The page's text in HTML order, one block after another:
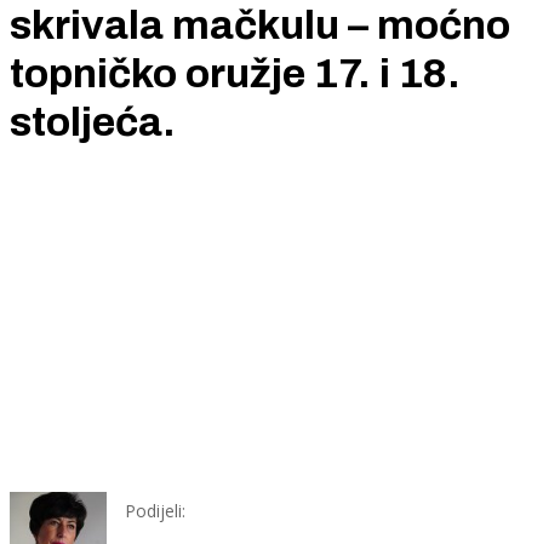
skrivala mačkulu – moćno
topničko oružje 17. i 18.
stoljeća.
Podijeli: